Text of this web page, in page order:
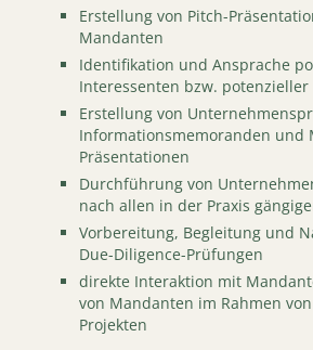
Erstellung von Pitch-
Mandanten
Identifikation und Ansprache
Interessenten bzw.
Erstellung von
Informationsmemoranden und
Präsentationen
Durchführung von
nach allen in der Praxis
Vorbereitung, Begleitung und
Due-Diligence-Prüfungen
direkte Interaktion mit
von Mandanten im Rahmen
Projekten